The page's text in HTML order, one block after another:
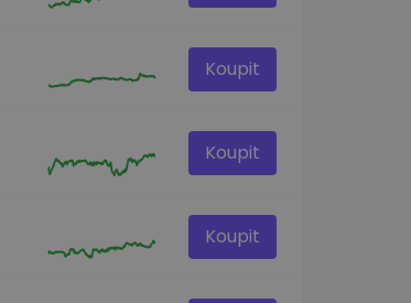
Koupit
Koupit
Koupit